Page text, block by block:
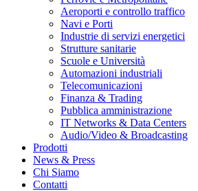
Aeroporti e controllo traffico
Navi e Porti
Industrie di servizi energetici
Strutture sanitarie
Scuole e Università
Automazioni industriali
Telecomunicazioni
Finanza & Trading
Pubblica amministrazione
IT Networks & Data Centers
Audio/Video & Broadcasting
Prodotti
News & Press
Chi Siamo
Contatti